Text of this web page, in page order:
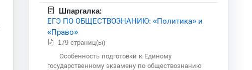
Шпаргалка:
ЕГЭ ПО ОБЩЕСТВОЗНАНИЮ: «Политика» и
«Право»
179 страниц(ы)
Особенность подготовки к Единому
государственному экзамену по обществознанию